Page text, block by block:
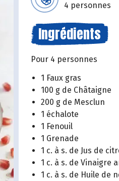
4 personnes
Ingrédients
Pour 4 personnes
1 Faux gras
100 g de Châtaigne
200 g de Mesclun
1 échalote
1 Fenouil
1 Grenade
1 c. à s. de Jus de
1 c. à s. de Vinaigre
1 c. à s. de Huile de